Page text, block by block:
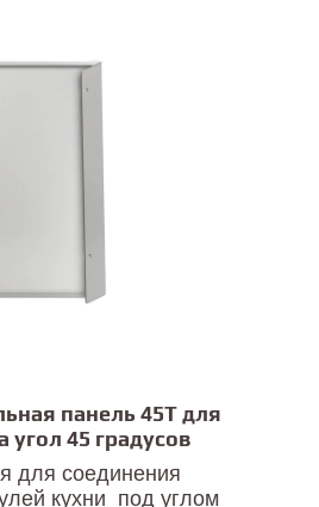
панель 45T для
угол 45 градусов
для соединения
кухни под углом